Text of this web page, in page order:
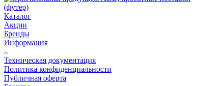
Каталог
Акции
Бренды
Информация
Техническая документация
Политика конфиденциальности
Публичная оферта